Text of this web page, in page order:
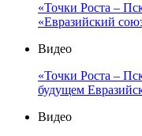
«Точки Роста –
«Евразийский
Видео
«Точки Роста –
будущем
Видео